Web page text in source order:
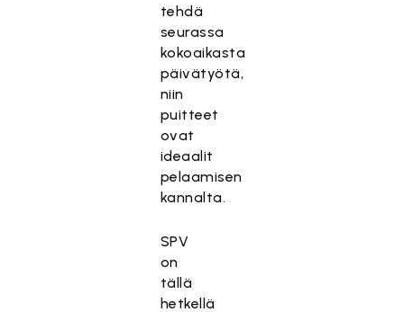
tehdä
seurassa
kokoaikasta
päivätyötä,
niin
puitteet
ovat
ideaalit
pelaamisen
kannalta.
SPV
on
tällä
hetkellä